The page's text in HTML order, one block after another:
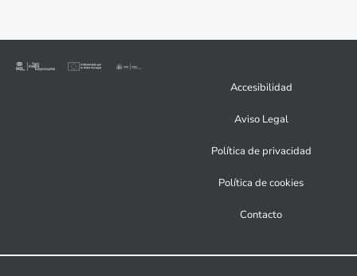
Accesibilidad
Aviso Legal
Política de privacidad
Política de cookies
Contacto